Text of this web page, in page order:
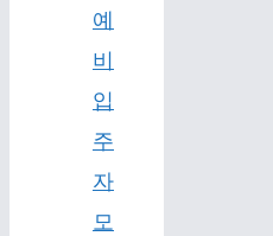
예
비
입
주
자
모